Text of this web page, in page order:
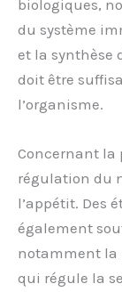
biologiques,
du système
et la synthèse
doit être
l’organisme.
Concernant la
régulation du
l’appétit. Des
également
notamment la
qui régule la